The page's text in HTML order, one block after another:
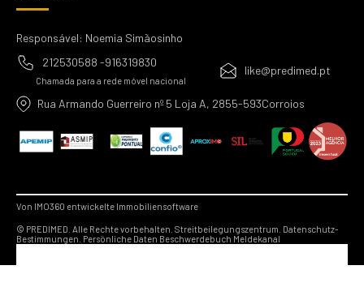
Responsável: Noemia Simãosinho
212530588 -916319830
Chamada para a rede móvel nacional
like@predimed.pt
Rua Armando Guerreiro nº 5 Loja A, 2855-593Corroios
Von IMO360 entwickelte Immobiliensoftware
© PREDIMED. Alle Rechte vorbehalten. Streitbeilegungszentrum. Datenschutz-
Bestimmungen. Persönliche Daten Beschwerdebuch Meldekanal